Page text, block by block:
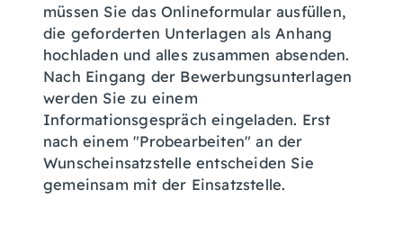
müssen Sie das Onlineformular ausfüllen,
die geforderten Unterlagen als Anhang
hochladen und alles zusammen absenden.
Nach Eingang der Bewerbungsunterlagen
werden Sie zu einem
Informationsgespräch eingeladen. Erst
nach einem "Probearbeiten" an der
Wunscheinsatzstelle entscheiden Sie
gemeinsam mit der Einsatzstelle.